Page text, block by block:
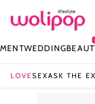
WEDDING
LOVESEXASK THE